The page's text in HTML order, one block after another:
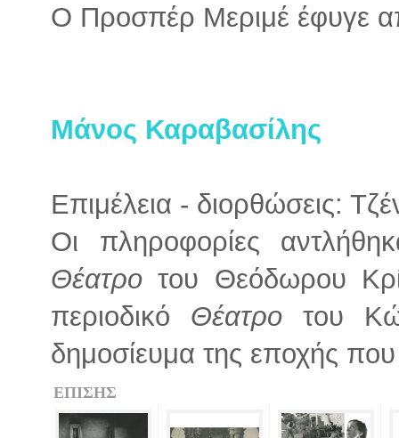
Ο Προσπέρ Μεριμέ έφυγε
Μάνος Καραβασίλης
Επιμέλεια - διορθώσεις:
Οι πληροφορίες
Θέατρο του Θεόδωρου
περιοδικό Θέατρο του
δημοσίευμα της εποχής
ΕΠΙΣΗΣ